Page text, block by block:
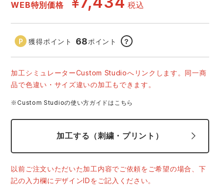
ファン付き作業着・空調服
電熱ウェア・ヒートウェア
刺繍・プリント加工対象商品
アイトス ランキング
ジーベック ランキング
ネーム刺繍・プリント加工対象商品
作業着
ニット
ファン付きウェア
エアークラフト 自重堂
サーヴォ セロリー 大阪支店
弘進ゴム 藤井電工
福山ゴム工業 ビッグボーン商事株式会社
WEB特別価格 税込
獲得ポイント 68ポイント ？
加工シミュレーターCustom Studioへリンクします。同一商
品で色違い・サイズ違いの加工もできます。
※Custom Studioの使い方ガイドはこちら
加工する（刺繍・プリント）
以前ご注文いただいた加工内容でご依頼をご希望の場合、下
記の入力欄にデザインIDをご記入ください。